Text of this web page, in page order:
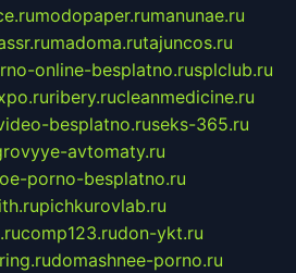
modopaper.rumanunae.ru
madoma.rutajuncos.ru
online-besplatno.rusplclub.ru
ribery.rucleanmedicine.ru
besplatno.ruseks-365.ru
avtomaty.ru
porno-besplatno.ru
pichkurovlab.ru
comp123.rudon-ykt.ru
domashnee-porno.ru